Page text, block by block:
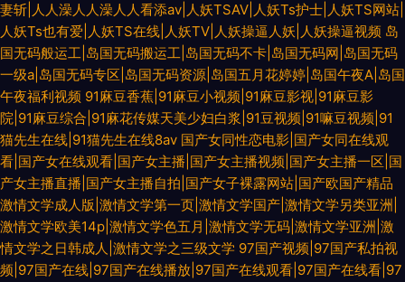
妻斩|人人澡人人澡人人看添av|人妖TSAV|人妖Ts护士|人妖TS网站|
人妖Ts也有爱|人妖TS在线|人妖TV|人妖操逼人妖|人妖操逼视频 岛
国无码般运工|岛国无码搬运工|岛国无码不卡|岛国无码网|岛国无码
一级a|岛国无码专区|岛国无码资源|岛国五月花婷婷|岛国午夜A|岛国
午夜福利视频 91麻豆香蕉|91麻豆小视频|91麻豆影视|91麻豆影
院|91麻豆综合|91麻花传媒天美少妇白浆|91豆视频|91嘛豆视频|91
猫先生在线|91猫先生在线8av 国产女同性恋电影|国产女同在线观
看|国产女在线观看|国产女主播|国产女主播视频|国产女主播一区|国
产女主播直播|国产女主播自拍|国产女子裸露网站|国产欧国产精品
激情文学成人版|激情文学第一页|激情文学国产|激情文学另类亚洲|
激情文学欧美14p|激情文学色五月|激情文学无码|激情文学亚洲|激
情文学之日韩成人|激情文学之三级文学 97国产视频|97国产私拍视
频|97国产在线|97国产在线播放|97国产在线观看|97国产在线看|97